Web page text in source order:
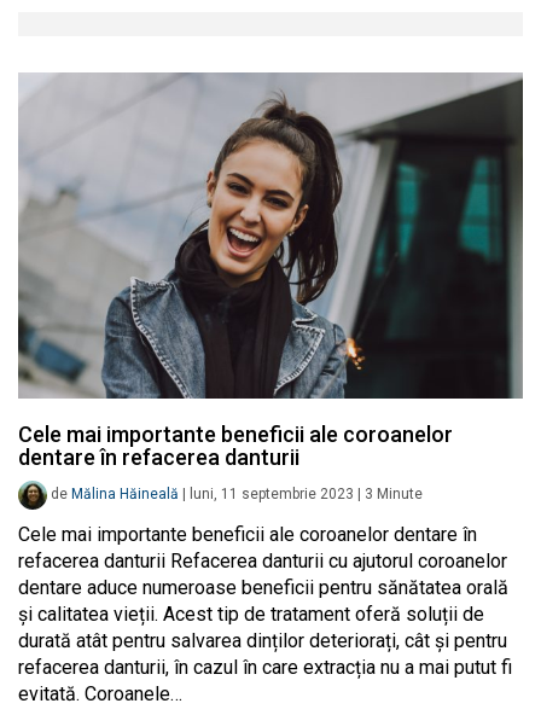
Cele mai importante beneficii ale coroanelor
dentare în refacerea danturii
de Mălina Hăineală luni, 11 septembrie 2023 3 Minute
Cele mai importante beneficii ale coroanelor dentare în
refacerea danturii Refacerea danturii cu ajutorul coroanelor
dentare aduce numeroase beneficii pentru sănătatea orală
și calitatea vieții. Acest tip de tratament oferă soluții de
durată atât pentru salvarea dinților deteriorați, cât și pentru
refacerea danturii, în cazul în care extracția nu a mai putut fi
evitată. Coroanele…